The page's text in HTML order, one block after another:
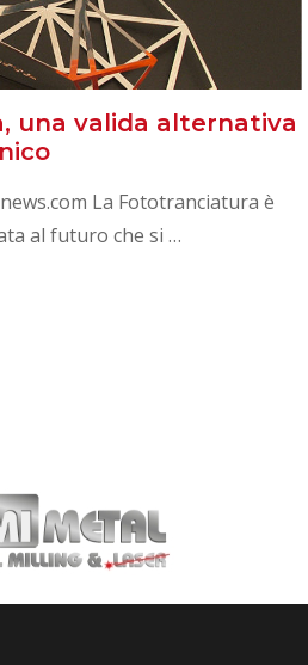
una valida alternativa
La Fototranciatura è
al futuro che si …